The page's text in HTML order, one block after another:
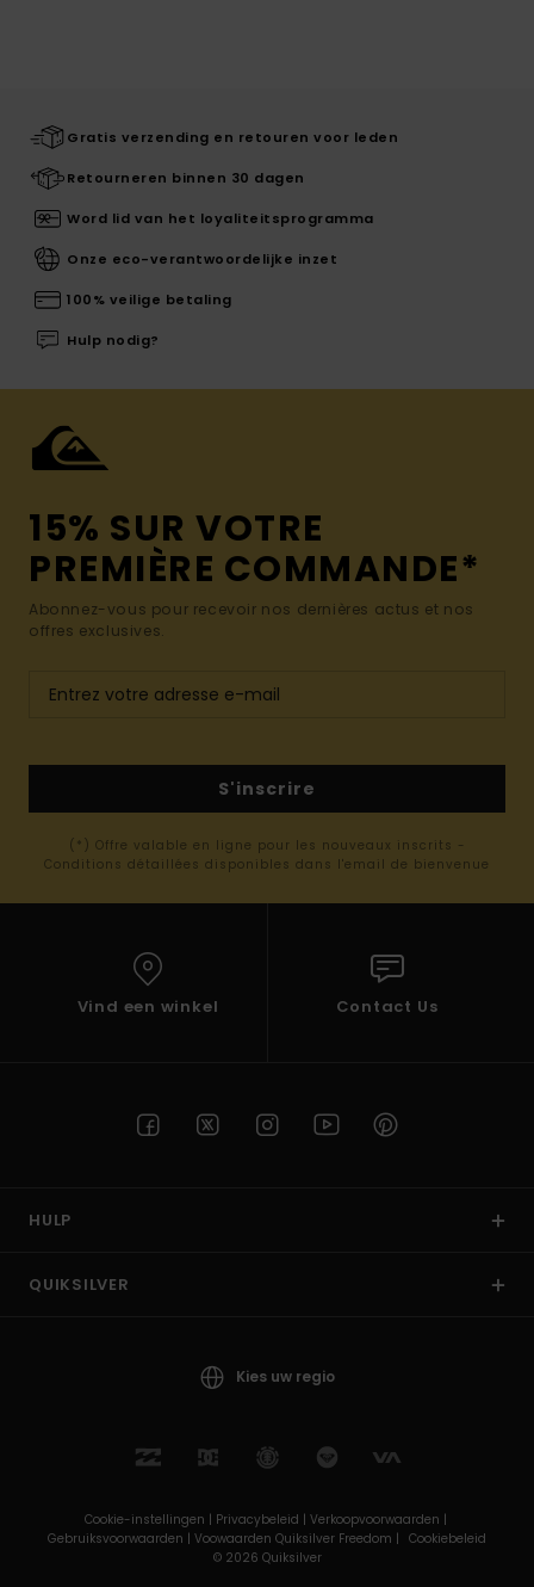
Gratis verzending en retouren voor leden
Retourneren binnen 30 dagen
Word lid van het loyaliteitsprogramma
Onze eco-verantwoordelijke inzet
100% veilige betaling
Hulp nodig?
15% SUR VOTRE
PREMIÈRE COMMANDE*
Abonnez-vous pour recevoir nos dernières actus et nos
offres exclusives.
S'inscrire
(*) Offre valable en ligne pour les nouveaux inscrits -
Conditions détaillées disponibles dans l'email de bienvenue
Vind een winkel Contact Us
HULP
QUIKSILVER
Kies uw regio
Cookie-instellingen | Privacybeleid | Verkoopvoorwaarden |
Gebruiksvoorwaarden | Voowaarden Quiksilver Freedom | Cookiebeleid
© 2026 Quiksilver